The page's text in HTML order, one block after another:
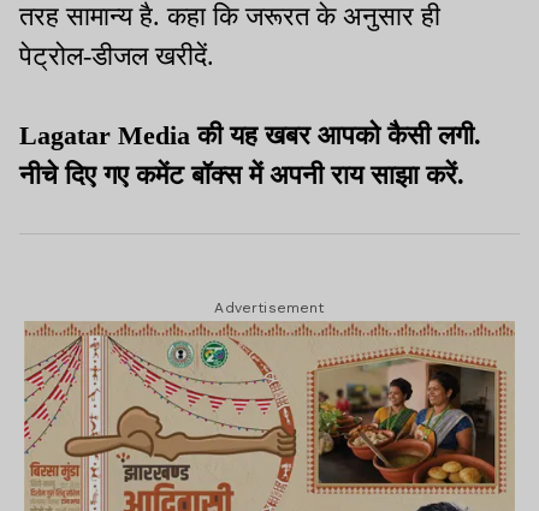
तरह सामान्य है. कहा कि जरूरत के अनुसार ही
पेट्रोल-डीजल खरीदें.
Lagatar Media की यह खबर आपको कैसी लगी.
नीचे दिए गए कमेंट बॉक्स में अपनी राय साझा करें.
Advertisement